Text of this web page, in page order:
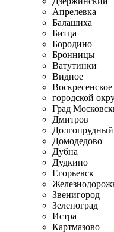
Апрелевка
Балашиха
Битца
Бородино
Бронницы
Ватутинки
Видное
Воскресенское
городской
Град
Дмитров
Долгопрудный
Домодедово
Дубна
Дудкино
Егорьевск
Звенигород
Зеленоград
Истра
Картмазово